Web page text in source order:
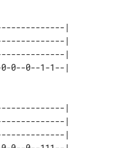
|
|
|
0--0--1-1--|
|
|
|